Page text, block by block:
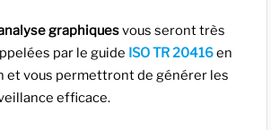
graphiquesvous seront très
par le guide ISO TR 20416en
et vous permettront de générer les
efficace.